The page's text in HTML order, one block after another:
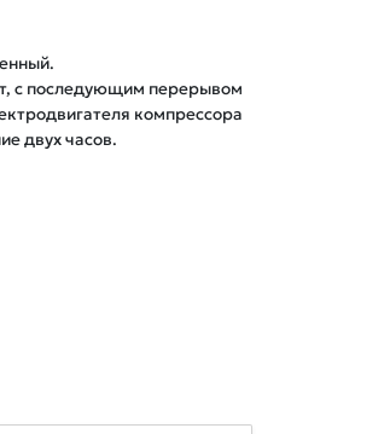
с последующим перерывом
компрессора
двух часов.